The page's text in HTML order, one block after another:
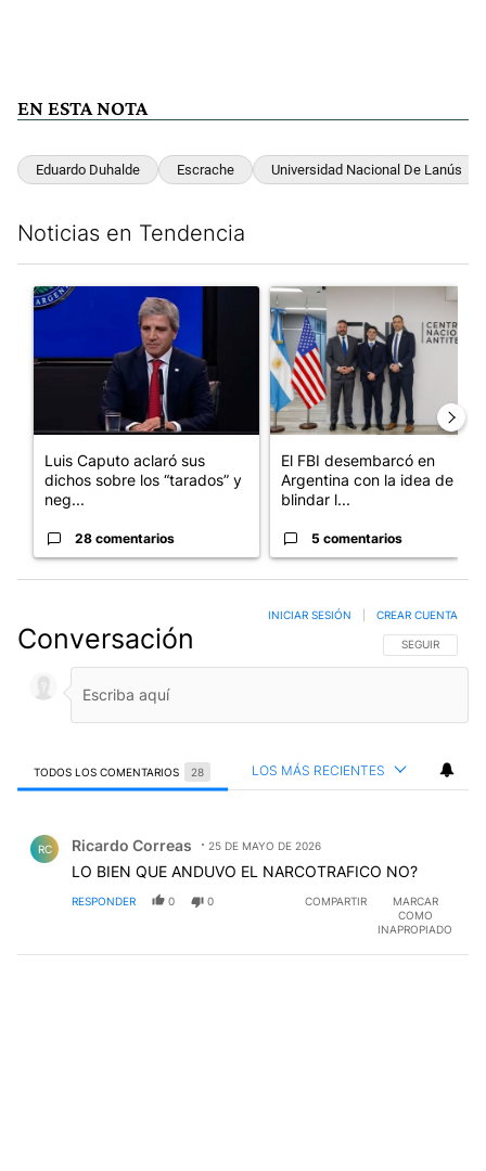
EN ESTA NOTA
Eduardo Duhalde Escrache Universidad Nacional De Lanús
Noticias en Tendencia
Un artículo de tendencia con el título "Luis Caputo aclaró sus
Luis Caputo aclaró sus
dichos sobre los “tarados” y
neg...
28 comentarios
Un artículo de tendencia con
El FBI desembarcó en
Argentina con la idea de
blindar l...
5 comentarios
Conversación SIGA ESTA
SEGUIR
INICIAR SESIÓN CREAR CUENTA
TODOS LOS COMENTARIOS 28 LOS MÁS RECIENTES
RC Ricardo Correas 25 DE MAYO DE 2026
LO BIEN QUE ANDUVO EL NARCOTRAFICO NO?
RESPONDER 0 0 COMPARTIR
MARCAR
COMO
INAPROPIADO